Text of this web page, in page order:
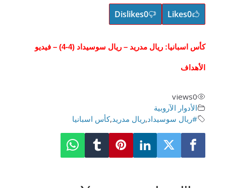
Likes
0
Dislikes
كأس اسبانيا: ريال مدريد – ريال سوسيداد (4-4) – فيديو
views
الأدوار الآروبية
#ريال سوسيداد,ريال مدريد,كأس اسبانيا